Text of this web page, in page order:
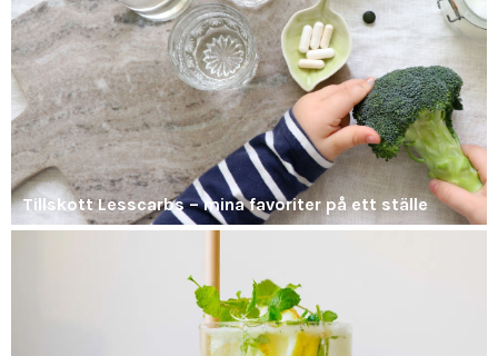
Tillskott Lesscarbs – mina favoriter på ett ställe